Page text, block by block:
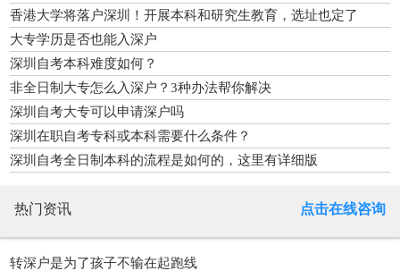
香港大学将落户深圳！开展本科和研究生教育，选址也定了
大专学历是否也能入深户
深圳自考本科难度如何？
非全日制大专怎么入深户？3种办法帮你解决
深圳自考大专可以申请深户吗
深圳在职自考专科或本科需要什么条件？
深圳自考全日制本科的流程是如何的，这里有详细版
热门资讯 点击在线咨询
转深户是为了孩子不输在起跑线